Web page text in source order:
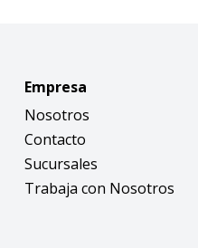
Empresa
Nosotros
Contacto
Sucursales
Trabaja con Nosotros